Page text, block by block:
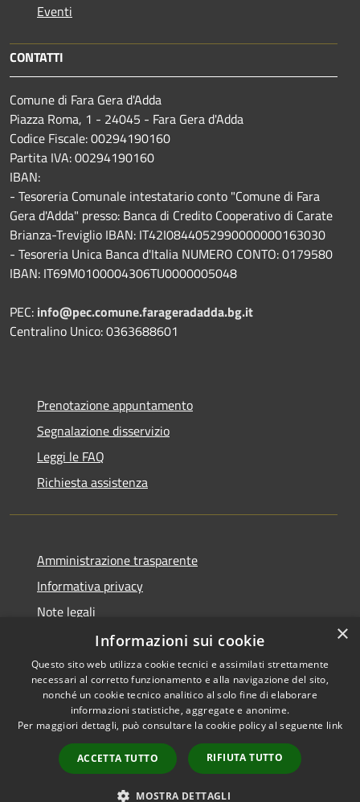
Eventi
CONTATTI
Comune di Fara Gera d'Adda
Piazza Roma, 1 - 24045 - Fara Gera d'Adda
Codice Fiscale: 00294190160
Partita IVA: 00294190160
IBAN:
- Tesoreria Comunale intestatario conto "Comune di Fara
Gera d'Adda" presso: Banca di Credito Cooperativo di Carate
Brianza-Treviglio IBAN: IT42I0844052990000000163030
- Tesoreria Unica Banca d'Italia NUMERO CONTO: 0179580
IBAN: IT69M0100004306TU0000005048
PEC: info@pec.comune.farageradadda.bg.it
Centralino Unico: 0363688601
Prenotazione appuntamento
Segnalazione disservizio
Leggi le FAQ
Richiesta assistenza
Amministrazione trasparente
Informativa privacy
Note legali
Dichiarazione di accessibilità
RSS
Accessibilità
Copyright © 2026 • Comune di
Municipium•
Accesso
redazione
×
Informazioni sui cookie
Questo sito web utilizza cookie tecnici e assimilati strettamente
necessari al corretto funzionamento e alla navigazione del sito,
nonché un cookie tecnico analitico al solo fine di elaborare
informazioni statistiche, aggregate e anonime.
Per maggiori dettagli, può consultare la cookie policy al seguente link
ACCETTA TUTTO RIFIUTA TUTTO
MOSTRA DETTAGLI